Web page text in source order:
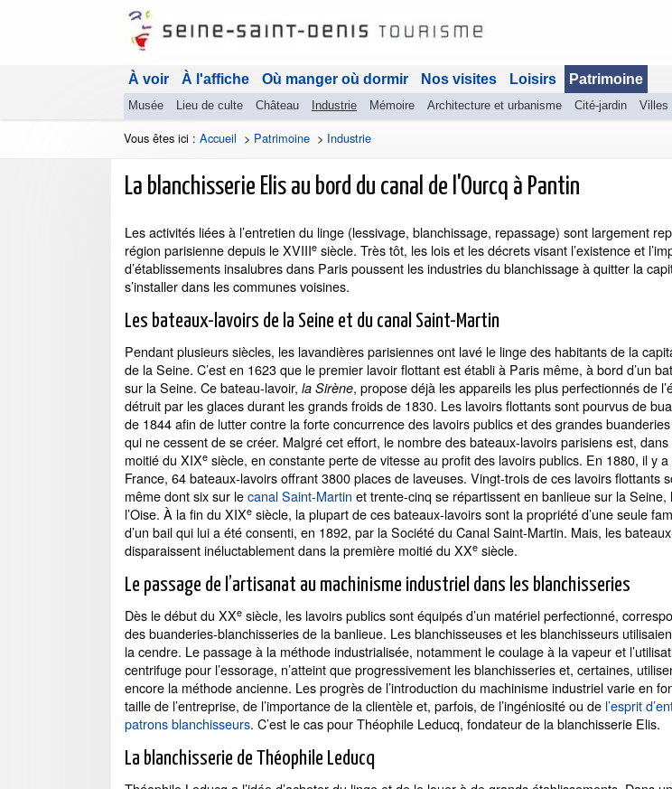
À voir À l'affiche Où manger où dormir Nos visites Loisirs Patrimoine
Musée Lieu de culte Château Industrie Mémoire Architecture et urbanisme Cité-jardin Villes
Vous êtes ici : Accueil > Patrimoine > Industrie
La blanchisserie Elis au bord du canal de l'Ourcq à Pantin
Les activités liées à l’entretien du linge (lessivage, blanchissage, repassage) sont largement
région parisienne depuis le XVIIIe siècle. Très tôt, les lois et les décrets visant l’existence et
d’établissements insalubres dans Paris poussent les industries du blanchissage à quitter la
s’installer dans les communes voisines.
Les bateaux-lavoirs de la Seine et du canal Saint-Martin
Pendant plusieurs siècles, les lavandières parisiennes ont lavé le linge des habitants de la
de la Seine. C’est en 1623 que le premier lavoir flottant est établi à Paris même, à bord d’un
sur la Seine. Ce bateau-lavoir, la Sirène, propose déjà les appareils les plus perfectionnés de
détruit par les glaces durant les grands froids de 1830. Les lavoirs flottants sont pourvus de
de 1844 afin de lutter contre la forte concurrence des lavoirs publics et des grandes
qui ne cessent de se créer. Malgré cet effort, le nombre des bateaux-lavoirs parisiens est,
moitié du XIXe siècle, en constante perte de vitesse au profit des lavoirs publics. En 1880, il y
France, 64 bateaux-lavoirs offrant 3800 places de laveuses. Vingt-trois de ces lavoirs flottants
même dont six sur lecanal Saint-Martin et trente-cinq se répartissent en banlieue sur la Seine,
l’Oise. À la fin du XIXe siècle, la plupart de ces bateaux-lavoirs sont la propriété d’une seule
d’un bail qui lui a été consenti, en 1892, par la Société du Canal Saint-Martin. Mais, les
disparaissent inéluctablement dans la première moitié du XXe siècle.
Le passage de l’artisanat au machinisme industriel dans les blanchisseries
Dès le début du XXe siècle, les lavoirs publics sont équipés d’un matériel perfectionné,
des buanderies-blanchisseries de la banlieue. Les blanchisseuses et les blanchisseurs
la cendre. Le passage à la méthode industrialisée, notamment le coulage à la vapeur et
centrifuge pour l’essorage, n’atteint que progressivement les blanchisseries et, certaines,
encore la méthode ancienne. Les progrès de l’introduction du machinisme industriel varie en
taille de l’entreprise, de l’importance de la clientèle et, parfois, de l’ingéniosité ou de l’esprit
patrons blanchisseurs. C’est le cas pour Théophile Leducq, fondateur de la blanchisserie Elis.
La blanchisserie de Théophile Leducq